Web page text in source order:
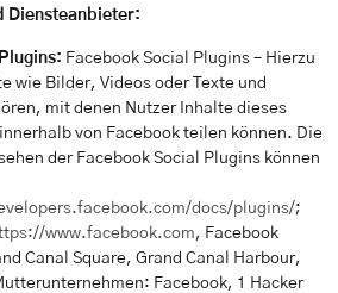
Diensteanbieter:
Facebook Social Plugins – Hierzu
wie Bilder, Videos oder Texte und
mit denen Nutzer Inhalte dieses
von Facebook teilen können. Die
der Facebook Social Plugins können
docs/plugins/;
www.facebook.com, Facebook
Canal Square, Grand Canal Harbour,
Facebook, 1 Hacker